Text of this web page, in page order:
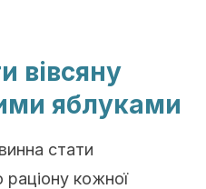
вівсяну
яблуками
стати
кожної